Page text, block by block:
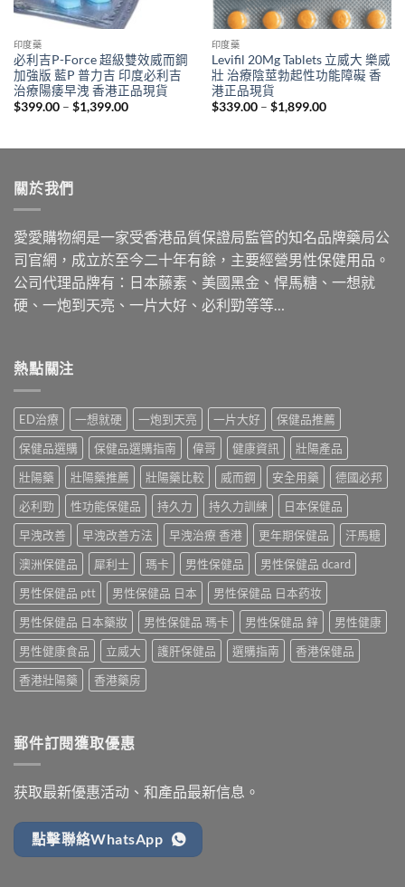
印度藥
必利吉P-Force 超級雙效威而鋼
加強版 藍P 普力吉 印度必利吉
治療陽痿早洩 香港正品現貨
$399.00 – $1,399.00Price
$1,399.00
印度藥
Levifil 20Mg Tablets 立威大 樂威
壯 治療陰莖勃起性功能障礙 香
港正品現貨
$339.00 – $1,899.00Price
$1,899.00
關於我們
愛愛購物網是一家受香港品質保證局監管的知名品牌藥局公
司官網，成立於至今二十年有餘，主要經營男性保健用品。
公司代理品牌有：日本藤素、美國黑金、悍馬糖、一想就
硬、一炮到天亮、一片大好、必利勁等等…
熱點關注
ED治療 一想就硬 一炮到天亮 一片大好
保健品推薦
保健品選購
保健品選購指南 偉哥 健康資訊
壯陽產品
壯陽藥
壯陽藥推薦 壯陽藥比較 威而鋼 安全用藥
德國必邦
必利勁
性功能保健品 持久力 持久力訓練
日本保健品
早洩改善
早洩改善方法 早洩治療 香港 更年期保健品
汗馬糖
澳洲保健品
犀利士 瑪卡 男性保健品
男性保健品 dcard
男性保健品 ptt
男性保健品 日本
男性保健品 日本药妆
男性保健品 日本藥妝
男性保健品 瑪卡 男性保健品 鋅
男性健康
男性健康食品
立威大 護肝保健品 選購指南
香港保健品
香港壯陽藥
香港藥房
郵件訂閱獲取優惠
获取最新優惠活动、和產品最新信息。
點擊聯絡WhatsApp